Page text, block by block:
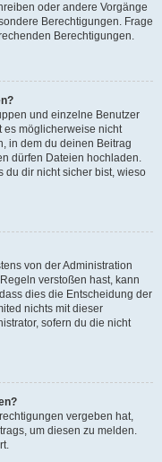
oder andere Vorgänge
Berechtigungen. Frage
Berechtigungen.
und einzelne Benutzer
es möglicherweise nicht
in dem du deinen Beitrag
dürfen Dateien hochladen.
du dir nicht sicher bist, wieso
von der Administration
verstoßen hast, kann
dies die Entscheidung der
nichts mit dieser
sofern du die nicht
vergeben hat,
um diesen zu melden.